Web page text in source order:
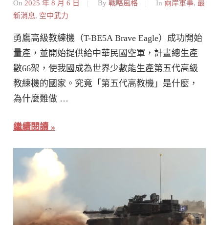
On 2025 年 8 月 6 日 By 戰略風格 In 兩岸軍事, 最
新消息, 空中武力
勇鷹高級教練機（T-BE5A Brave Eagle）成功開始
量產，並開始提供給中華民國空軍，計畫總生產
數66架，使我國成為世界少數能生產第五代高級
教練機的國家。究竟「第五代高教機」是什麼，
為什麼難做 …
繼續閱讀